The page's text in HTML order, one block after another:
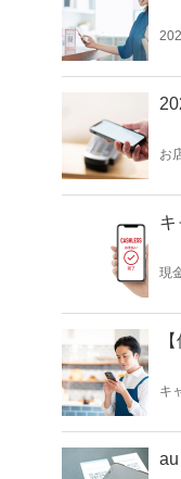
お
キ
現
キ